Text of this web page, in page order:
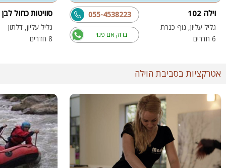
וילה 102
גליל עליון, נוף כנרת
6 חדרים
בדוק אם פנוי
055-4538223 סוויטות כחול לבן
גליל עליון, דלתון
8 חדרים
אטרקציות בסביבת הוילה